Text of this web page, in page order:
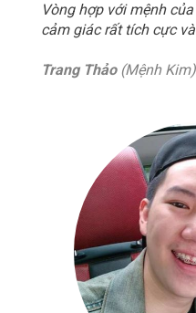
Vòng hợp với mệnh
cảm giác rất tích cực
Trang Thảo(Mệnh Kim)